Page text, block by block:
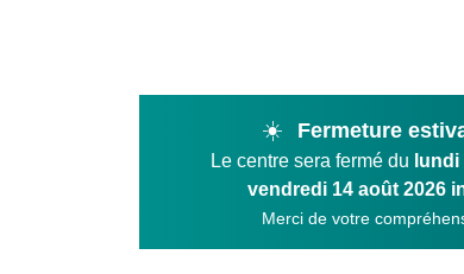
☀️ Fermeture
Le centre sera fermé du
vendredi 14 août 2026
Merci de votre